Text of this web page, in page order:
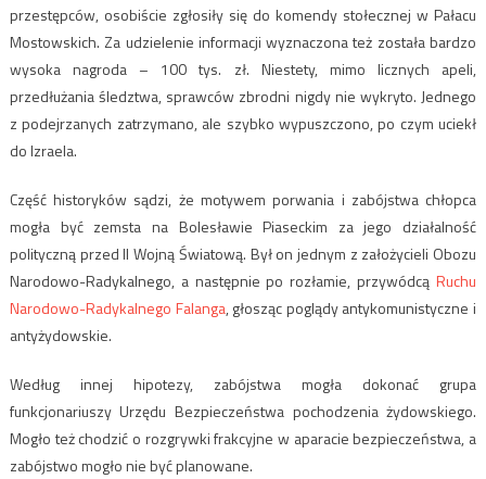
przestępców, osobiście zgłosiły się do komendy stołecznej w Pałacu
Mostowskich. Za udzielenie informacji wyznaczona też została bardzo
wysoka nagroda – 100 tys. zł. Niestety, mimo licznych apeli,
przedłużania śledztwa, sprawców zbrodni nigdy nie wykryto. Jednego
z podejrzanych zatrzymano, ale szybko wypuszczono, po czym uciekł
do Izraela.
Część historyków sądzi, że motywem porwania i zabójstwa chłopca
mogła być zemsta na Bolesławie Piaseckim za jego działalność
polityczną przed II Wojną Światową. Był on jednym z założycieli Obozu
Narodowo-Radykalnego, a następnie po rozłamie, przywódcąRuchu
Narodowo-Radykalnego Falanga, głosząc poglądy antykomunistyczne i
antyżydowskie.
Według innej hipotezy, zabójstwa mogła dokonać grupa
funkcjonariuszy Urzędu Bezpieczeństwa pochodzenia żydowskiego.
Mogło też chodzić o rozgrywki frakcyjne w aparacie bezpieczeństwa, a
zabójstwo mogło nie być planowane.